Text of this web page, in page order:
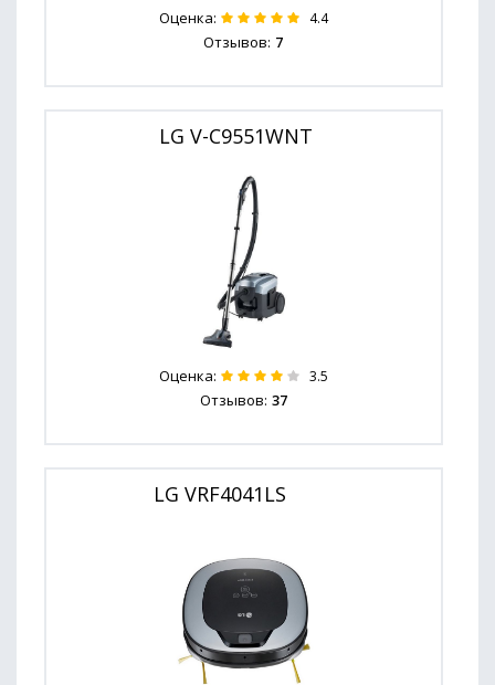
Оценка: 4.4
Отзывов: 7
LG V-C9551WNT
Оценка: 3.5
Отзывов: 37
LG VRF4041LS